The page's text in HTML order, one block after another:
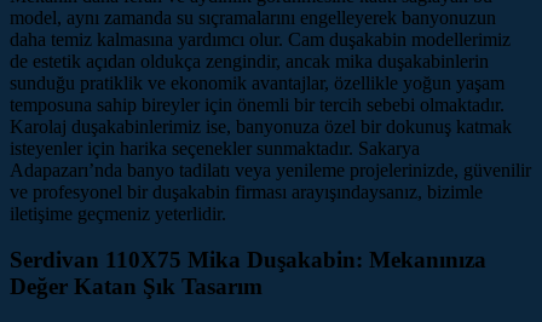
model, aynı zamanda su sıçramalarını engelleyerek banyonuzun
daha temiz kalmasına yardımcı olur. Cam duşakabin modellerimiz
de estetik açıdan oldukça zengindir, ancak mika duşakabinlerin
sunduğu pratiklik ve ekonomik avantajlar, özellikle yoğun yaşam
temposuna sahip bireyler için önemli bir tercih sebebi olmaktadır.
Karolaj duşakabinlerimiz ise, banyonuza özel bir dokunuş katmak
isteyenler için harika seçenekler sunmaktadır. Sakarya
Adapazarı’nda banyo tadilatı veya yenileme projelerinizde, güvenilir
ve profesyonel bir duşakabin firması arayışındaysanız, bizimle
iletişime geçmeniz yeterlidir.
Serdivan 110X75 Mika Duşakabin: Mekanınıza
Değer Katan Şık Tasarım